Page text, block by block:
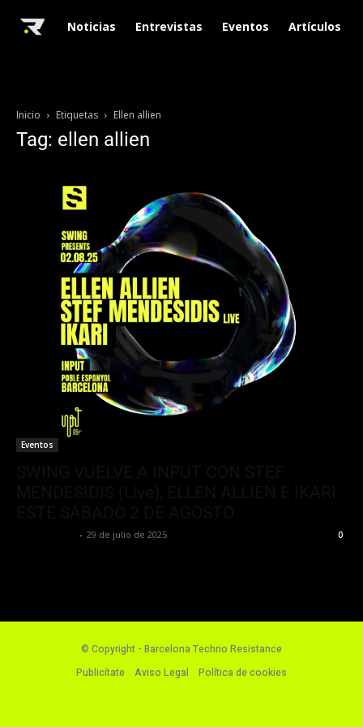
Noticias Entrevistas Eventos Artículos
Inicio Etiquetas Ellen allien
Tag: ellen allien
Eventos
- 29 de julio de 2025 0
© Copyright - Barcelona Techno Resistance
Publicítate
Aviso Legal Política de cookies